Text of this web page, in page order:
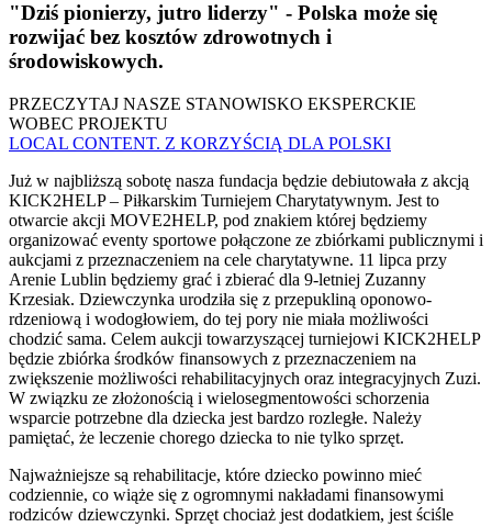
"Dziś pionierzy, jutro liderzy" - Polska może się
rozwijać bez kosztów zdrowotnych i
środowiskowych.
PRZECZYTAJ NASZE STANOWISKO EKSPERCKIE
WOBEC PROJEKTU
LOCAL CONTENT. Z KORZYŚCIĄ DLA POLSKI
Już w najbliższą sobotę nasza fundacja będzie debiutowała z akcją
KICK2HELP – Piłkarskim Turniejem Charytatywnym. Jest to
otwarcie akcji MOVE2HELP, pod znakiem której będziemy
organizować eventy sportowe połączone ze zbiórkami publicznymi i
aukcjami z przeznaczeniem na cele charytatywne. 11 lipca przy
Arenie Lublin będziemy grać i zbierać dla 9-letniej Zuzanny
Krzesiak. Dziewczynka urodziła się z przepukliną oponowo-
rdzeniową i wodogłowiem, do tej pory nie miała możliwości
chodzić sama. Celem aukcji towarzyszącej turniejowi KICK2HELP
będzie zbiórka środków finansowych z przeznaczeniem na
zwiększenie możliwości rehabilitacyjnych oraz integracyjnych Zuzi.
W związku ze złożonością i wielosegmentowości schorzenia
wsparcie potrzebne dla dziecka jest bardzo rozległe. Należy
pamiętać, że leczenie chorego dziecka to nie tylko sprzęt.
Najważniejsze są rehabilitacje, które dziecko powinno mieć
codziennie, co wiąże się z ogromnymi nakładami finansowymi
rodziców dziewczynki. Sprzęt chociaż jest dodatkiem, jest ściśle